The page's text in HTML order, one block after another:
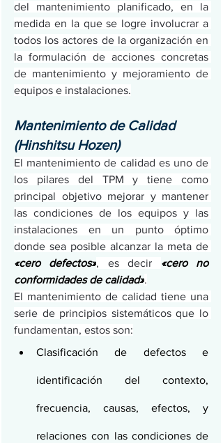
del mantenimiento planificado, en la
medida en la que se logre involucrar a
todos los actores de la organización en
la formulación de acciones concretas
de mantenimiento y mejoramiento de
equipos e instalaciones.
Mantenimiento de Calidad
(Hinshitsu Hozen)
El mantenimiento de calidad es uno de
los pilares del TPM y tiene como
principal objetivo mejorar y mantener
las condiciones de los equipos y las
instalaciones en un punto óptimo
«cero defectos», es decir «cero no
conformidades de calidad».
El mantenimiento de calidad tiene una
serie de principios sistemáticos que lo
fundamentan, estos son:
Clasificación de defectos e
identificación del contexto,
frecuencia, causas, efectos, y
relaciones con las condiciones de